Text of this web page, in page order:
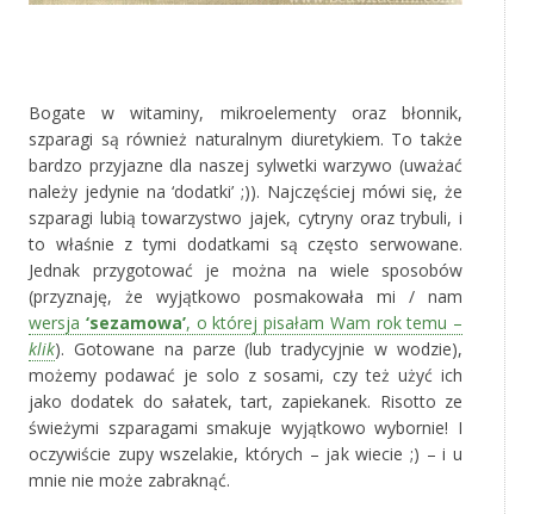
Bogate w witaminy, mikroelementy oraz błonnik,
szparagi są również naturalnym diuretykiem. To także
bardzo przyjazne dla naszej sylwetki warzywo (uważać
należy jedynie na ‘dodatki’ ;)). Najczęściej mówi się, że
szparagi lubią towarzystwo jajek, cytryny oraz trybuli, i
to właśnie z tymi dodatkami są często serwowane.
Jednak przygotować je można na wiele sposobów
(przyznaję, że wyjątkowo posmakowała mi / nam
wersja ‘sezamowa’, o której pisałam Wam rok temu –
klik). Gotowane na parze (lub tradycyjnie w wodzie),
możemy podawać je solo z sosami, czy też użyć ich
jako dodatek do sałatek, tart, zapiekanek. Risotto ze
świeżymi szparagami smakuje wyjątkowo wybornie! I
oczywiście zupy wszelakie, których – jak wiecie ;) – i u
mnie nie może zabraknąć.